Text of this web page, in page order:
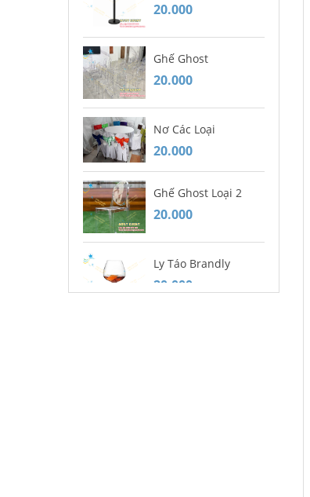
20.000
Ghế Ghost
20.000
Nơ Các Loại
20.000
Ghế Ghost Loại 2
20.000
Ly Táo Brandly
20.000